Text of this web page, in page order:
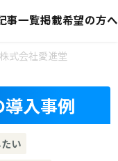
事一覧掲載希望の方へ
式会社愛進堂
入事例
い